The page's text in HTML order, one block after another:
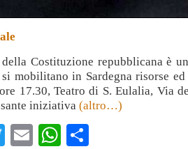
Costituzione repubblicana è
mobilitano in Sardegna risorse
17.30, Teatro di S. Eulalia, Via
iniziativa (altro…)
TwitterEmailWhatsApp